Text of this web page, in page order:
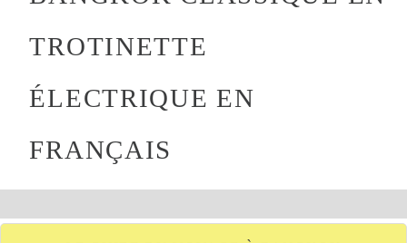
TROTINETTE
ÉLECTRIQUE EN
FRANÇAIS